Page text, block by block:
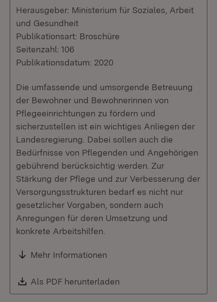
Herausgeber: Ministerium für Soziales, Arbeit
und Gesundheit
Publikationsart: Broschüre
Seitenzahl: 106
Publikationsdatum: 2020
Die umfassende und umsorgende Betreuung
der Bewohner und Bewohnerinnen von
Pflegeeinrichtungen zu fördern und
sicherzustellen ist ein wichtiges Anliegen der
Landesregierung. Dabei sollen auch die
Bedürfnisse von Pflegenden und Angehörigen
gebührend berücksichtig werden. Zur
Stärkung der Pflege und zur Verbesserung der
Versorgungsstrukturen bedarf es nicht nur
gesetzlicher Vorgaben, sondern auch
Anregungen für deren Umsetzung und
konkrete Arbeitshilfen.
Mehr Informationen
Download:
Als PDF herunterladen